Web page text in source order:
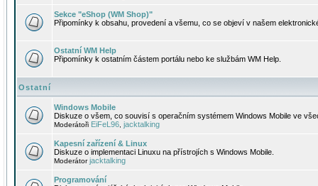
Sekce "eShop (WM Shop)"
Připomínky k obsahu, provedení a všemu, co se objeví v našem
Ostatní WM Help
Připomínky k ostatním částem portálu nebo ke službám WM Help.
Ostatní
Windows Mobile
Diskuze o všem, co souvisí s operačním systémem Windows Mobile ve
Moderátoři EiFeL96 jacktalking
Kapesní zařízení & Linux
Diskuze o implementaci Linuxu na přístrojích s Windows Mobile.
Moderátorjacktalking
Programování